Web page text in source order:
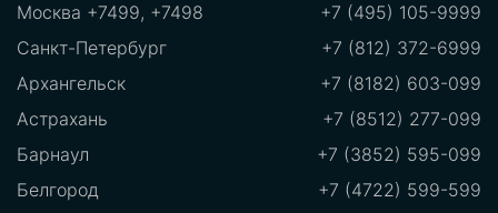
Москва +7499, +7498
+7 (495) 105-9999
Санкт-Петербург
+7 (812) 372-6999
Архангельск
+7 (8182) 603-099
Астрахань
+7 (8512) 277-099
Барнаул
+7 (3852) 595-099
Белгород
+7 (4722) 599-599